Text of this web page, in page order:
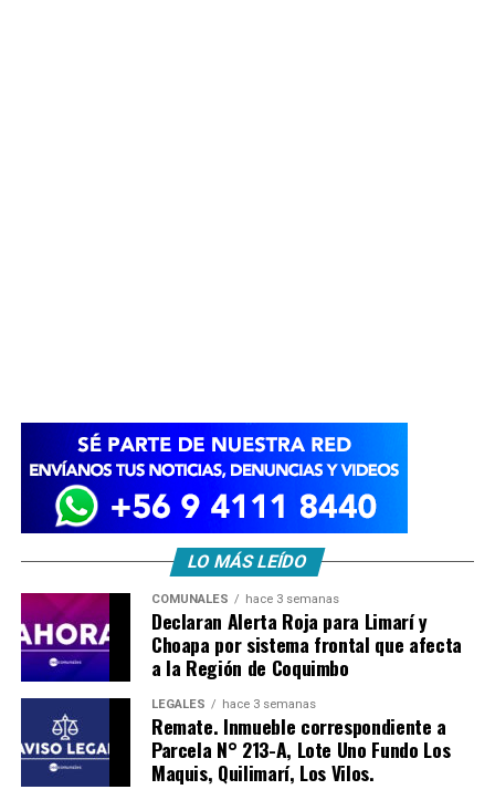
LO MÁS LEÍDO
COMUNALES hace 3 semanas
Declaran Alerta Roja para Limarí y
Choapa por sistema frontal que afecta
a la Región de Coquimbo
LEGALES hace 3 semanas
Remate. Inmueble correspondiente a
Parcela N° 213-A, Lote Uno Fundo Los
Maquis, Quilimarí, Los Vilos.